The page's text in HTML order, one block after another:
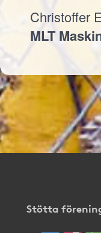
Christoffer
MLT
Stötta